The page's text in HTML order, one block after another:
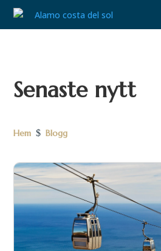
Senaste nytt
Hem $ Blogg